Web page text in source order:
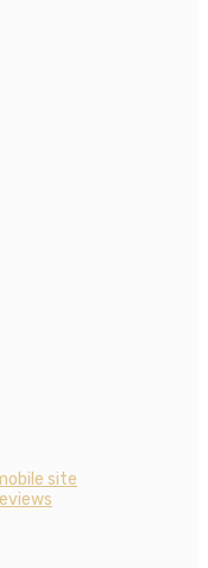
site